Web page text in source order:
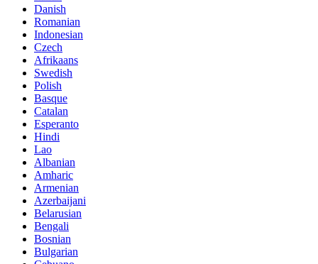
Danish
Romanian
Indonesian
Czech
Afrikaans
Swedish
Polish
Basque
Catalan
Esperanto
Hindi
Lao
Albanian
Amharic
Armenian
Azerbaijani
Belarusian
Bengali
Bosnian
Bulgarian